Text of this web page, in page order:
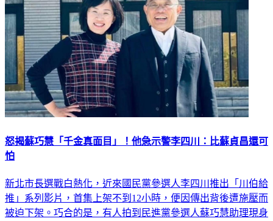
怒揭蘇巧慧「千金真面目」！他急示警李四川：比蘇貞昌還可
怕
新北市長選戰白熱化，近來國民黨參選人李四川推出「川伯給
推」系列影片，首集上架不到12小時，便因傳出背後遭施壓而
被迫下架。巧合的是，有人拍到民進黨參選人蘇巧慧助理現身